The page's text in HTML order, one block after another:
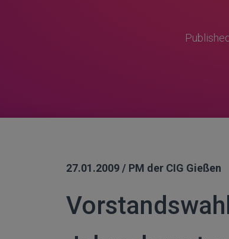
27.01.2009 / PM der CIG Gießen